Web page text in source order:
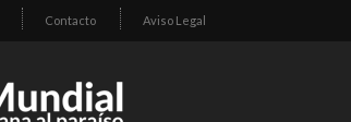
Contacto Aviso Legal